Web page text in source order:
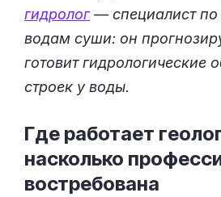
гидролог— специалист по
водам суши: он
готовит гидрологические
строек у воды.
Где работает
насколько
востребована